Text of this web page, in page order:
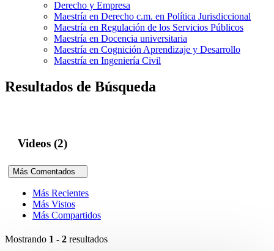
Derecho y Empresa
Maestría en Derecho c.m. en Política Jurisdiccional
Maestría en Regulación de los Servicios Públicos
Maestría en Docencia universitaria
Maestría en Cognición Aprendizaje y Desarrollo
Maestría en Ingeniería Civil
Resultados de Búsqueda
Videos (2)
Más Comentados
Más Recientes
Más Vistos
Más Compartidos
Mostrando 1 - 2 resultados